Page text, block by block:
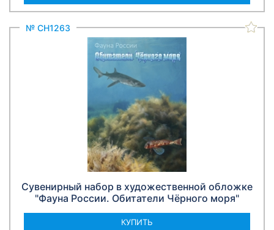
№ СН1263
Сувенирный набор в художественной обложке
"Фауна России. Обитатели Чёрного моря"
КУПИТЬ